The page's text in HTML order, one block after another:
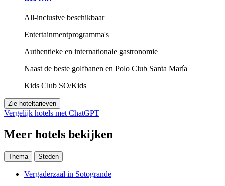
All-inclusive beschikbaar
Entertainmentprogramma's
Authentieke en internationale gastronomie
Naast de beste golfbanen en Polo Club Santa María
Kids Club SO/Kids
Zie hoteltarieven
Vergelijk hotels met ChatGPT
Meer hotels bekijken
Thema Steden
Vergaderzaal in Sotogrande